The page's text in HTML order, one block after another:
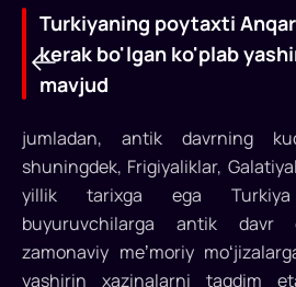
Turkiyaning poytaxti
kerak bo'lgan ko'plab
mavjud
jumladan, antik davrning
shuningdek, Frigiyaliklar,
yillik tarixga ega
buyuruvchilarga antik davr
zamonaviy meʼmoriy
yashirin xazinalarni taqdim